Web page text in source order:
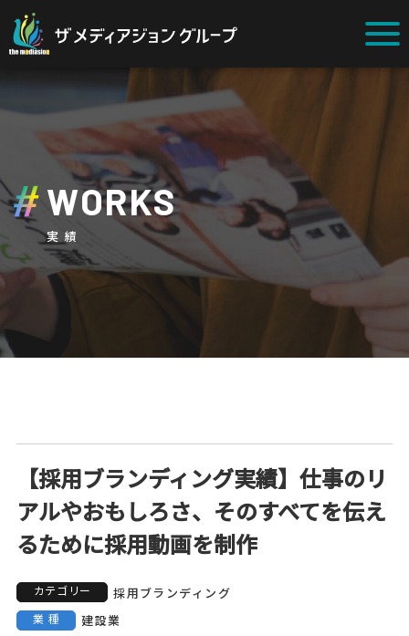
WORKS
実績
【採用ブランディング実績】仕事のリ
アルやおもしろさ、そのすべてを伝え
るために採用動画を制作
カテゴリー 採用ブランディング
業種 建設業